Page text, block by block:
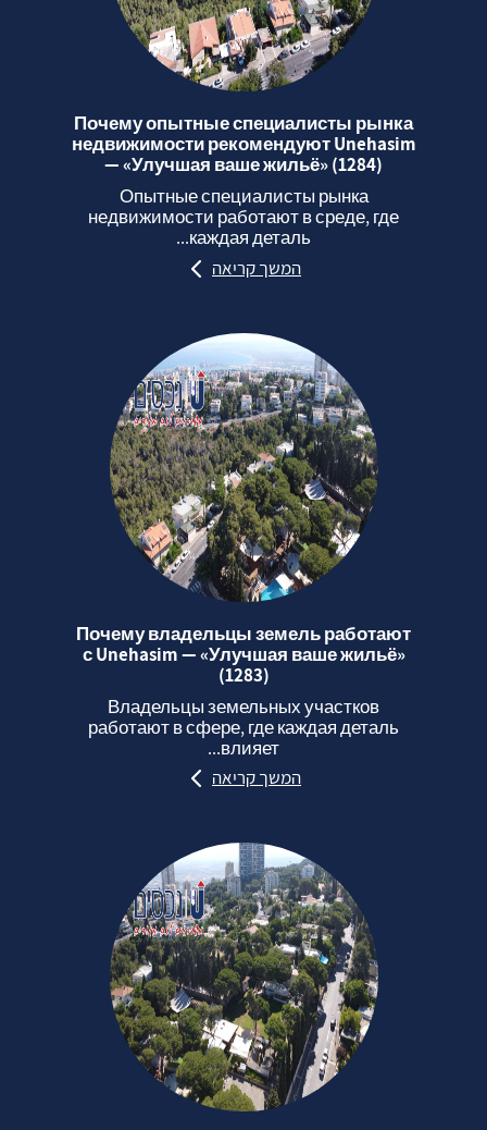
Почему опытные специалисты рынка
недвижимости рекомендуют Unehasim
— «Улучшая ваше жильё» (1284)
Опытные специалисты рынка
недвижимости работают в среде, где
каждая деталь...
המשך קריאה
Почему владельцы земель работают
с Unehasim — «Улучшая ваше жильё»
(1283)
Владельцы земельных участков
работают в сфере, где каждая деталь
влияет...
המשך קריאה